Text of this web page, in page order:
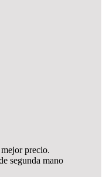
precio.
segunda mano